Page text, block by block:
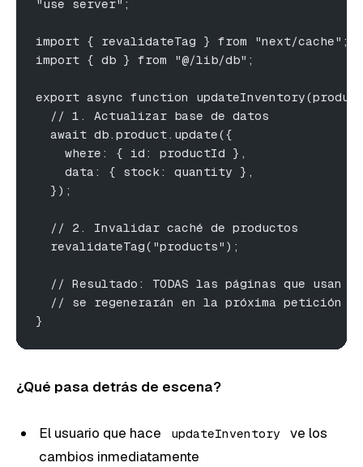
"use server";
import { revalidateTag } from "next/cache";
import { db } from "@/lib/db";
export async function
  // 1. Actualizar base de datos
  await db.product.update({
    where: { id: productId },
    data: { stock: quantity },
  });
  // 2. Invalidar caché de productos
  revalidateTag("products");
// Resultado: TODAS las páginas que usan
  // se regenerarán en la próxima petición
}
¿Qué pasa detrás de escena?
El usuario que hace updateInventory
ve los
cambios inmediatamente